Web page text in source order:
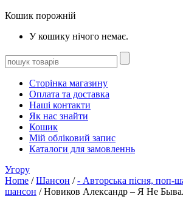
Кошик порожній
У кошику нічого немає.
Сторінка магазину
Оплата та доставка
Наші контакти
Як нас знайти
Кошик
Мій обліковий запис
Каталоги для замовленнь
Угору
Home /Шансон /- Авторська пісня, поп-
шансон / Новиков Александр – Я Не